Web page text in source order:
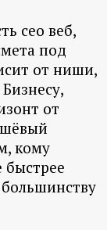
сео веб,
под
от ниши,
от
кому
быстрее